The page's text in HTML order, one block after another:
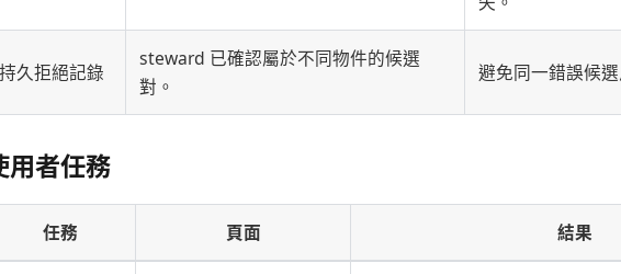
持久拒絕記錄
steward 已確認屬於不同物件的候選
對。
避免同一錯誤候
用者任務
任務 頁面 結果